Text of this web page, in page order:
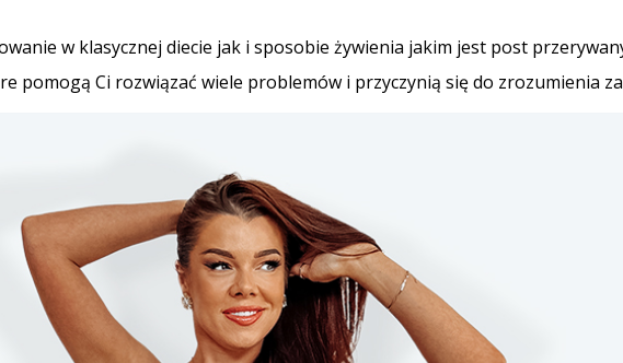
w klasycznej diecie jak i sposobie żywienia jakim jest post
pomogą Ci rozwiązać wiele problemów i przyczynią się do zrozumienia